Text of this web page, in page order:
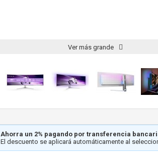
Ver más grande
Ahorra un 2% pagando por transferencia
El descuento se aplicará automáticamente al